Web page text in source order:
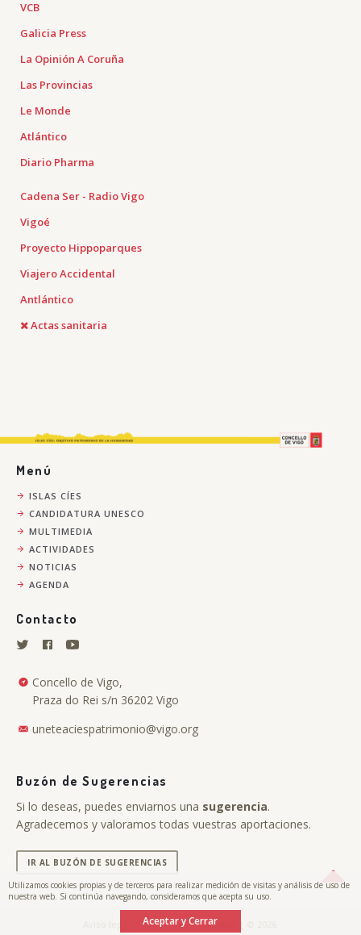
VCB
Galicia Press
La Opinión A Coruña
Las Provincias
Le Monde
Atlántico
Diario Pharma
Cadena Ser - Radio Vigo
Vigoé
Proyecto Hippoparques
Viajero Accidental
Antlántico
Actas sanitaria
Menú
ISLAS CÍES
CANDIDATURA UNESCO
MULTIMEDIA
ACTIVIDADES
NOTICIAS
AGENDA
Contacto
Concello de Vigo,
Praza do Rei s/n 36202 Vigo
uneteaciespatrimonio@vigo.org
Buzón de Sugerencias
Si lo deseas, puedes enviarnos una sugerencia.
Agradecemos y valoramos todas vuestras aportaciones.
IR AL BUZÓN DE SUGERENCIAS
Aviso legal y Política de privacidad
Utilizamos cookies propias y de terceros para realizar medición de visitas y análisis de uso de
nuestra web. Si continúa navegando, consideramos que acepta su uso.
Aceptar y Cerrar